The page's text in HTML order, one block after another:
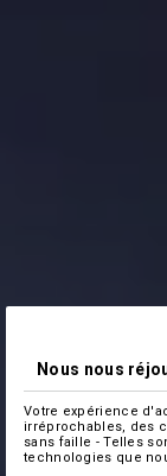
Nous nous
Votre expérience
irréprochables, des
sans faille - Telles
technologies que